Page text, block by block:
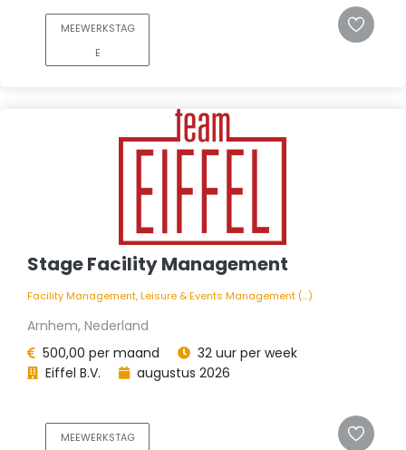
MEEWERKSTAG
E
Stage Facility Management
Facility Management, Leisure & Events Management (...)
Arnhem, Nederland
500,00 per maand
32 uur per week
Eiffel B.V.
augustus 2026
MEEWERKSTAG